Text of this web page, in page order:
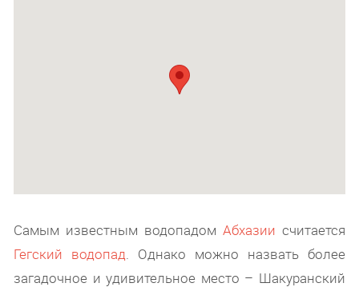
Самым известным водопадом Абхазии считается
Гегский водопад . Однако можно назвать более
загадочное и удивительное место – Шакуранский